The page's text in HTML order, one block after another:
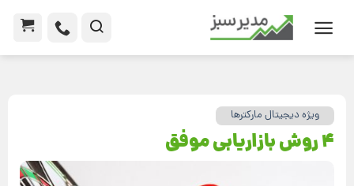
ویژه دیجیتال مارکترها
4 روش بازاریابی موفق